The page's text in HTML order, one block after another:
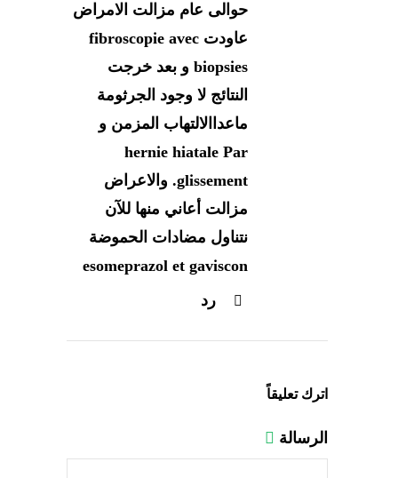
حوالى عام مزالت الامراض
عاودت fibroscopie avec
biopsies و بعد خرجت
النتائج لا وجود الجرثومة
ماعداالالتهاب المزمن و
hernie hiatale Par
glissement. والاعراض
مزالت أعاني منها للآن
نتناول مضادات الحموضة
esomeprazol et gaviscon
رد
اترك تعليقاً
الرسالة